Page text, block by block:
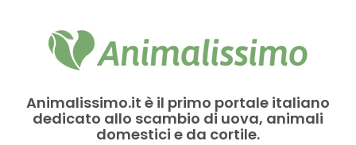
Animalissimo.it è il primo portale italiano
dedicato allo scambio di uova, animali
domestici e da cortile.